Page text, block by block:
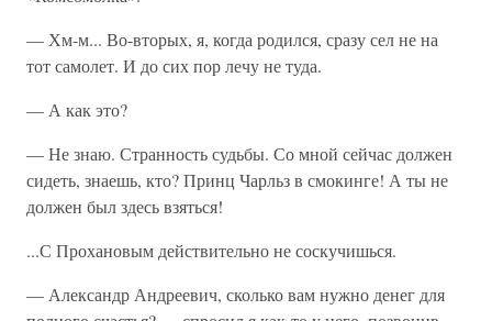
— Хм-м... Во-вторых, я, когда родился, сразу сел не на
тот самолет. И до сих пор лечу не туда.
— А как это?
— Не знаю. Странность судьбы. Со мной сейчас должен
сидеть, знаешь, кто? Принц Чарльз в смокинге! А ты не
должен был здесь взяться!
...С Прохановым действительно не соскучишься.
— Александр Андреевич, сколько вам нужно денег для